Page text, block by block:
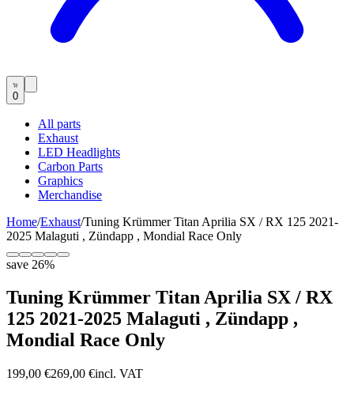
0
All parts
Exhaust
LED Headlights
Carbon Parts
Graphics
Merchandise
Home/Exhaust/Tuning Krümmer Titan Aprilia SX / RX 125 2021-
2025 Malaguti , Zündapp , Mondial Race Only
save 26%
Tuning Krümmer Titan Aprilia SX / RX
125 2021-2025 Malaguti , Zündapp ,
Mondial Race Only
199,00 €269,00 €incl. VAT